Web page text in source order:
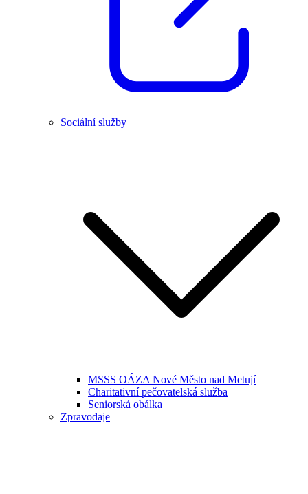
Sociální služby
MSSS OÁZA Nové Město nad Metují
Charitativní pečovatelská služba
Seniorská obálka
Zpravodaje